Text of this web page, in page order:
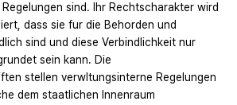
sind. Ihr Rechtscharakter wird
dass sie fur die Behorden und
sind und diese Verbindlichkeit nur
sein kann. Die
stellen verwltungsinterne Regelungen
dem staatlichen Innenraum